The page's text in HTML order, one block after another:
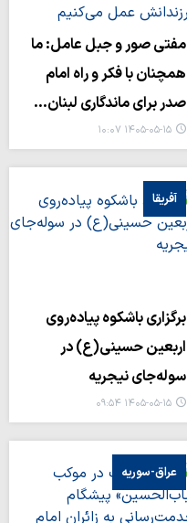
مفتی صور و جبل عامل: ما
همچنان با فکر و راه امام
صدر برای ماندگاری لبنان…
۱۴۰۵-۰۵-۱۵ ۱۰:۰۷
آفریقا
برگزاری باشکوه پیاده‌روی
اربعین حسینی(ع) در
سوله‌جای نیجریه
۱۴۰۵-۰۵-۱۵ ۰۹:۵۴
عراق-سوریه